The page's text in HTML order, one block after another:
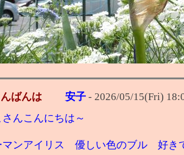
ばんは 安子 - 2026/05/15(Fri)
んこんにちは～
マンアイリス 優しい色のブル 好き